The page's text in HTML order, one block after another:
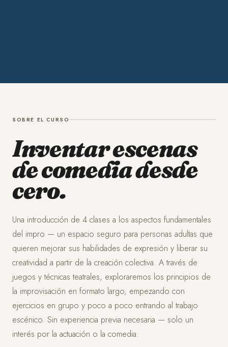
SOBRE EL CURSO
Inventar escenas
de comedia desde
cero.
Una introducción de 4 clases a los aspectos fundamentales
del impro — un espacio seguro para personas adultas que
quieren mejorar sus habilidades de expresión y liberar su
creatividad a partir de la creación colectiva. A través de
juegos y técnicas teatrales, exploraremos los principios de
la improvisación en formato largo, empezando con
ejercicios en grupo y poco a poco entrando al trabajo
escénico. Sin experiencia previa necesaria — solo un
interés por la actuación o la comedia.